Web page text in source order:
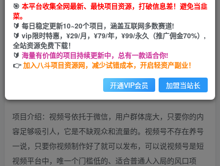
您暂无购买权限，请先开通会员
开通会员
项目介绍：视频号依托于微信，用户群体庞大，只要你的内
容足够吸引人，它是不缺观众和流量的。视频号不存在养号
一说，只要你视频制作好了就可以发布，可以说视频号是短
视频平台中，唯一个门槛低的、适合普通人入局的风口项
🎯 本平台收集全网最新、最快项目资源，打破信息差！避免当韭
菜。
🔰 每日稳定更新10~20个项目，涵盖互联网多数赛道!
🔰 vip限时特惠，¥29/月，¥79/年，¥99/永久（推广佣金70%）,
全站资源免费下载！
🔰 海量有价值的项目持续更新中，总有一款适合你!
👉加入八斗项目资源网，减少试错成本，开启轻资产副业！
开通VIP会员 加盟当站长